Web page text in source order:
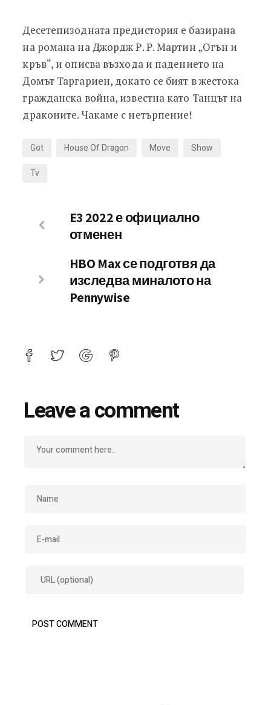
Десетепизодната предистория е базирана
на романа на Джордж Р. Р. Мартин „Огън и
кръв“, и описва възхода и падението на
Домът Таргариен, докато се бият в жестока
гражданска война, известна като Танцът на
драконите. Чакаме с нетърпение!
Got House Of Dragon Move
Show
Tv
E3 2022 е официално
отменен
HBO Max се подготвя да
изследва миналото на
Pennywise
Leave a comment